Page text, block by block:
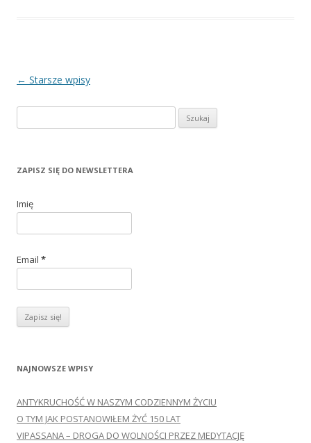
Zobacz
← Starsze wpisy
z
k
j
:
ZAPISZ SIĘ DO NEWSLETTERA
Imię
Email *
NAJNOWSZE WPISY
ANTYKRUCHOŚĆ W NASZYM CODZIENNYM ŻYCIU
O TYM JAK POSTANOWIŁEM ŻYĆ 150 LAT
VIPASSANA – DROGA DO WOLNOŚCI PRZEZ MEDYTACJĘ